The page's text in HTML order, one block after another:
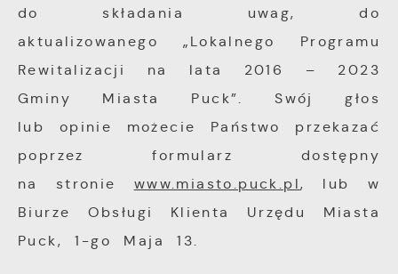
do składania uwag, do
aktualizowanego „Lokalnego Programu
Rewitalizacji na lata 2016 – 2023
Gminy Miasta Puck”. Swój głos
lub opinie możecie Państwo przekazać
poprzez formularz dostępny
na stronie www.miasto.puck.pl, lub w
Biurze Obsługi Klienta Urzędu Miasta
Puck, 1-go Maja 13.
podstawie analizy Twoich upodobań oraz
witryny internetowej. Treści promocyjne
mogą pojawić się na stronach podmiotów
trzecich lub firm będących naszymi
partnerami oraz innych dostawców usług.
Firmy te działają w charakterze
pośredników prezentujących nasze treści w
mediów społecznościowych.